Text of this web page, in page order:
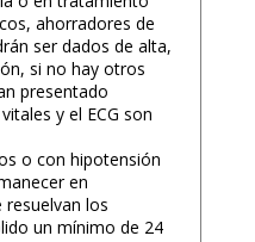
ahorradores de
ser dados de alta,
si no hay otros
presentado
y el ECG son
o con hipotensión
en
los
un mínimo de 24